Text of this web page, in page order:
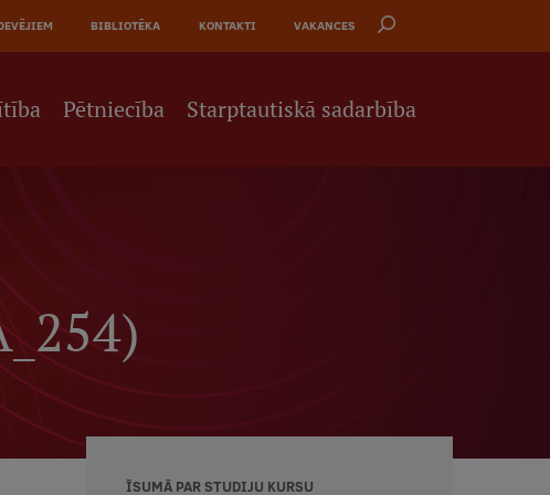
BIBLIOTĒKA KONTAKTI VAKANCES
Pētniecība Starptautiskā sadarbība
ĪSUMĀ PAR STUDIJU KURSU